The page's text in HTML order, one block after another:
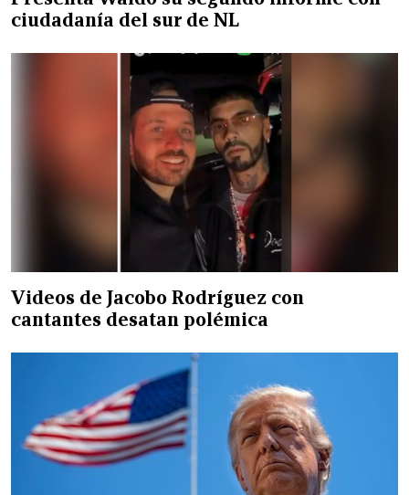
ciudadanía del sur de NL
Videos de Jacobo Rodríguez con
cantantes desatan polémica